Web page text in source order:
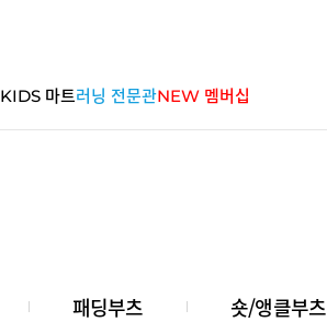
KIDS 마트러닝 전문관NEW 멤버십
패딩부츠 숏/앵클부츠